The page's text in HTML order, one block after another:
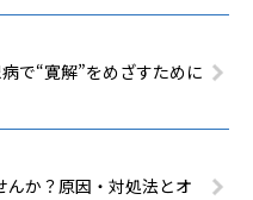
で“寛解”をめざすために
か？原因・対処法とオ